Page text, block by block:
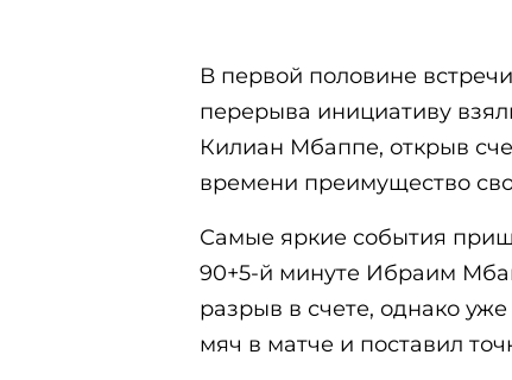
В первой половине
перерыва инициативу
Килиан Мбаппе, открыв
времени преимущество
Самые яркие события
90+5-й минуте Ибраим
разрыв в счете, однако
мяч в матче и поставил